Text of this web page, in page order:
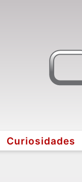
Curiosidades